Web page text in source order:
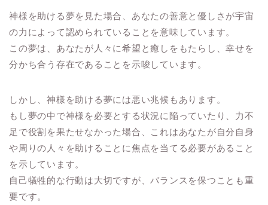
神様を助ける夢を見た場合、あなたの善意と優しさが宇宙
の力によって認められていることを意味しています。
この夢は、あなたが人々に希望と癒しをもたらし、幸せを
分かち合う存在であることを示唆しています。
しかし、神様を助ける夢には悪い兆候もあります。
もし夢の中で神様を必要とする状況に陥っていたり、力不
足で役割を果たせなかった場合、これはあなたが自分自身
や周りの人々を助けることに焦点を当てる必要があること
を示しています。
自己犠牲的な行動は大切ですが、バランスを保つことも重
要です。